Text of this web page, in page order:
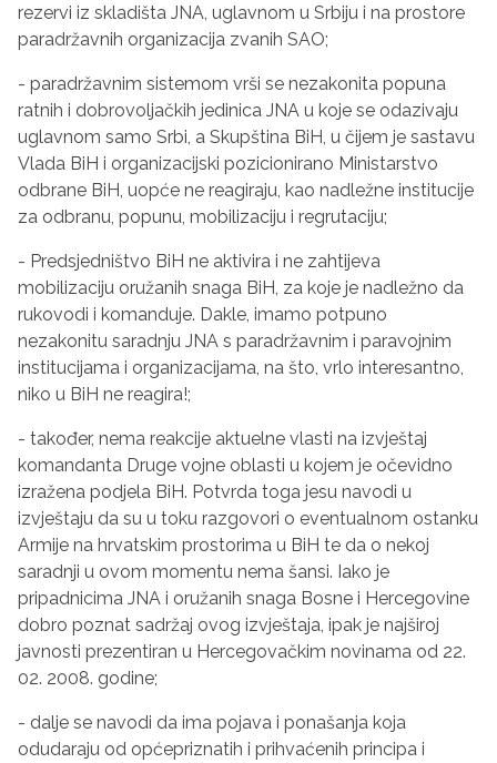
rezervi iz skladišta JNA, uglavnom u Srbiju i na prostore
paradržavnih organizacija zvanih SAO;
- paradržavnim sistemom vrši se nezakonita popuna
ratnih i dobrovoljačkih jedinica JNA u koje se odazivaju
uglavnom samo Srbi, a Skupština BiH, u čijem je sastavu
Vlada BiH i organizacijski pozicionirano Ministarstvo
odbrane BiH, uopće ne reagiraju, kao nadležne institucije
za odbranu, popunu, mobilizaciju i regrutaciju;
- Predsjedništvo BiH ne aktivira i ne zahtijeva
mobilizaciju oružanih snaga BiH, za koje je nadležno da
rukovodi i komanduje. Dakle, imamo potpuno
nezakonitu saradnju JNA s paradržavnim i paravojnim
institucijama i organizacijama, na što, vrlo interesantno,
niko u BiH ne reagira!;
- također, nema reakcije aktuelne vlasti na izvještaj
komandanta Druge vojne oblasti u kojem je očevidno
izražena podjela BiH. Potvrda toga jesu navodi u
izvještaju da su u toku razgovori o eventualnom ostanku
Armije na hrvatskim prostorima u BiH te da o nekoj
saradnji u ovom momentu nema šansi. Iako je
pripadnicima JNA i oružanih snaga Bosne i Hercegovine
dobro poznat sadržaj ovog izvještaja, ipak je najširoj
javnosti prezentiran u Hercegovačkim novinama od 22.
02. 2008. godine;
- dalje se navodi da ima pojava i ponašanja koja
odudaraju od općepriznatih i prihvaćenih principa i